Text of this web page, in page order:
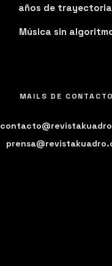
años de
Música sin
MAILS DE CONTACTO